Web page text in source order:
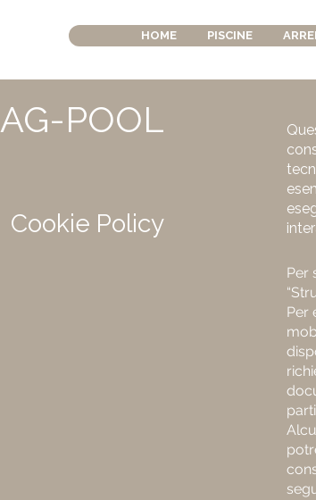
HOME PISCINE
AG-POOL
Cookie Policy
Per
Per